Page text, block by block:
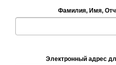
Фамилия, Имя,
Электронный адрес